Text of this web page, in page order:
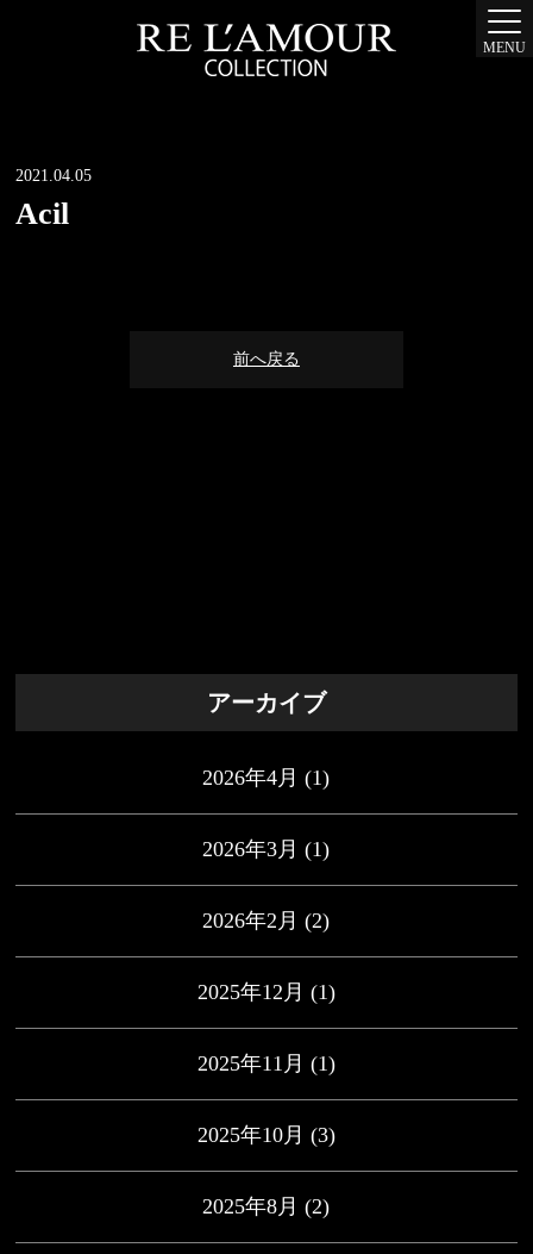
MENU
2021.04.05
Acil
前へ戻る
アーカイブ
2026年4月 (1)
2026年3月 (1)
2026年2月 (2)
2025年12月 (1)
2025年11月 (1)
2025年10月 (3)
2025年8月 (2)